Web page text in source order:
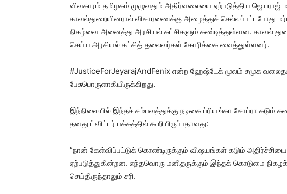
விவகாரம் தமிழகம் முழுவதும் அதிர்வலையை ஏற்படுத்திய
காவல்துறையினரால் விசாரணைக்கு அழைத்துச் செல்லப்பட்டபோது
நிகழ்வை அனைத்து அரசியல் கட்சிகளும் கண்டித்துள்ளன. காவல்
செய்ய அரசியல் கட்சித் தலைவர்கள் கோரிக்கை வைத்துள்ளனர்.
#JusticeForJeyarajAndFenix என்ற ஹேஷ்டேக் மூலம் சமூக
பேசுபொருளாகியிருக்கிறது.
இந்நிலையில் இந்தச் சம்பவத்துக்கு நடிகை ப்ரியங்கா சோப்ரா கடும்
தனது ட்விட்டர் பக்கத்தில் கூறியிருப்பதாவது:
”நான் கேள்விப்பட்டுக் கொண்டிருக்கும் விஷயங்கள் கடும்
ஏற்படுத்துகின்றன. எந்தவொரு மனிதருக்கும் இந்தக் கொடுமை
செய்திருந்தாலும் சரி.